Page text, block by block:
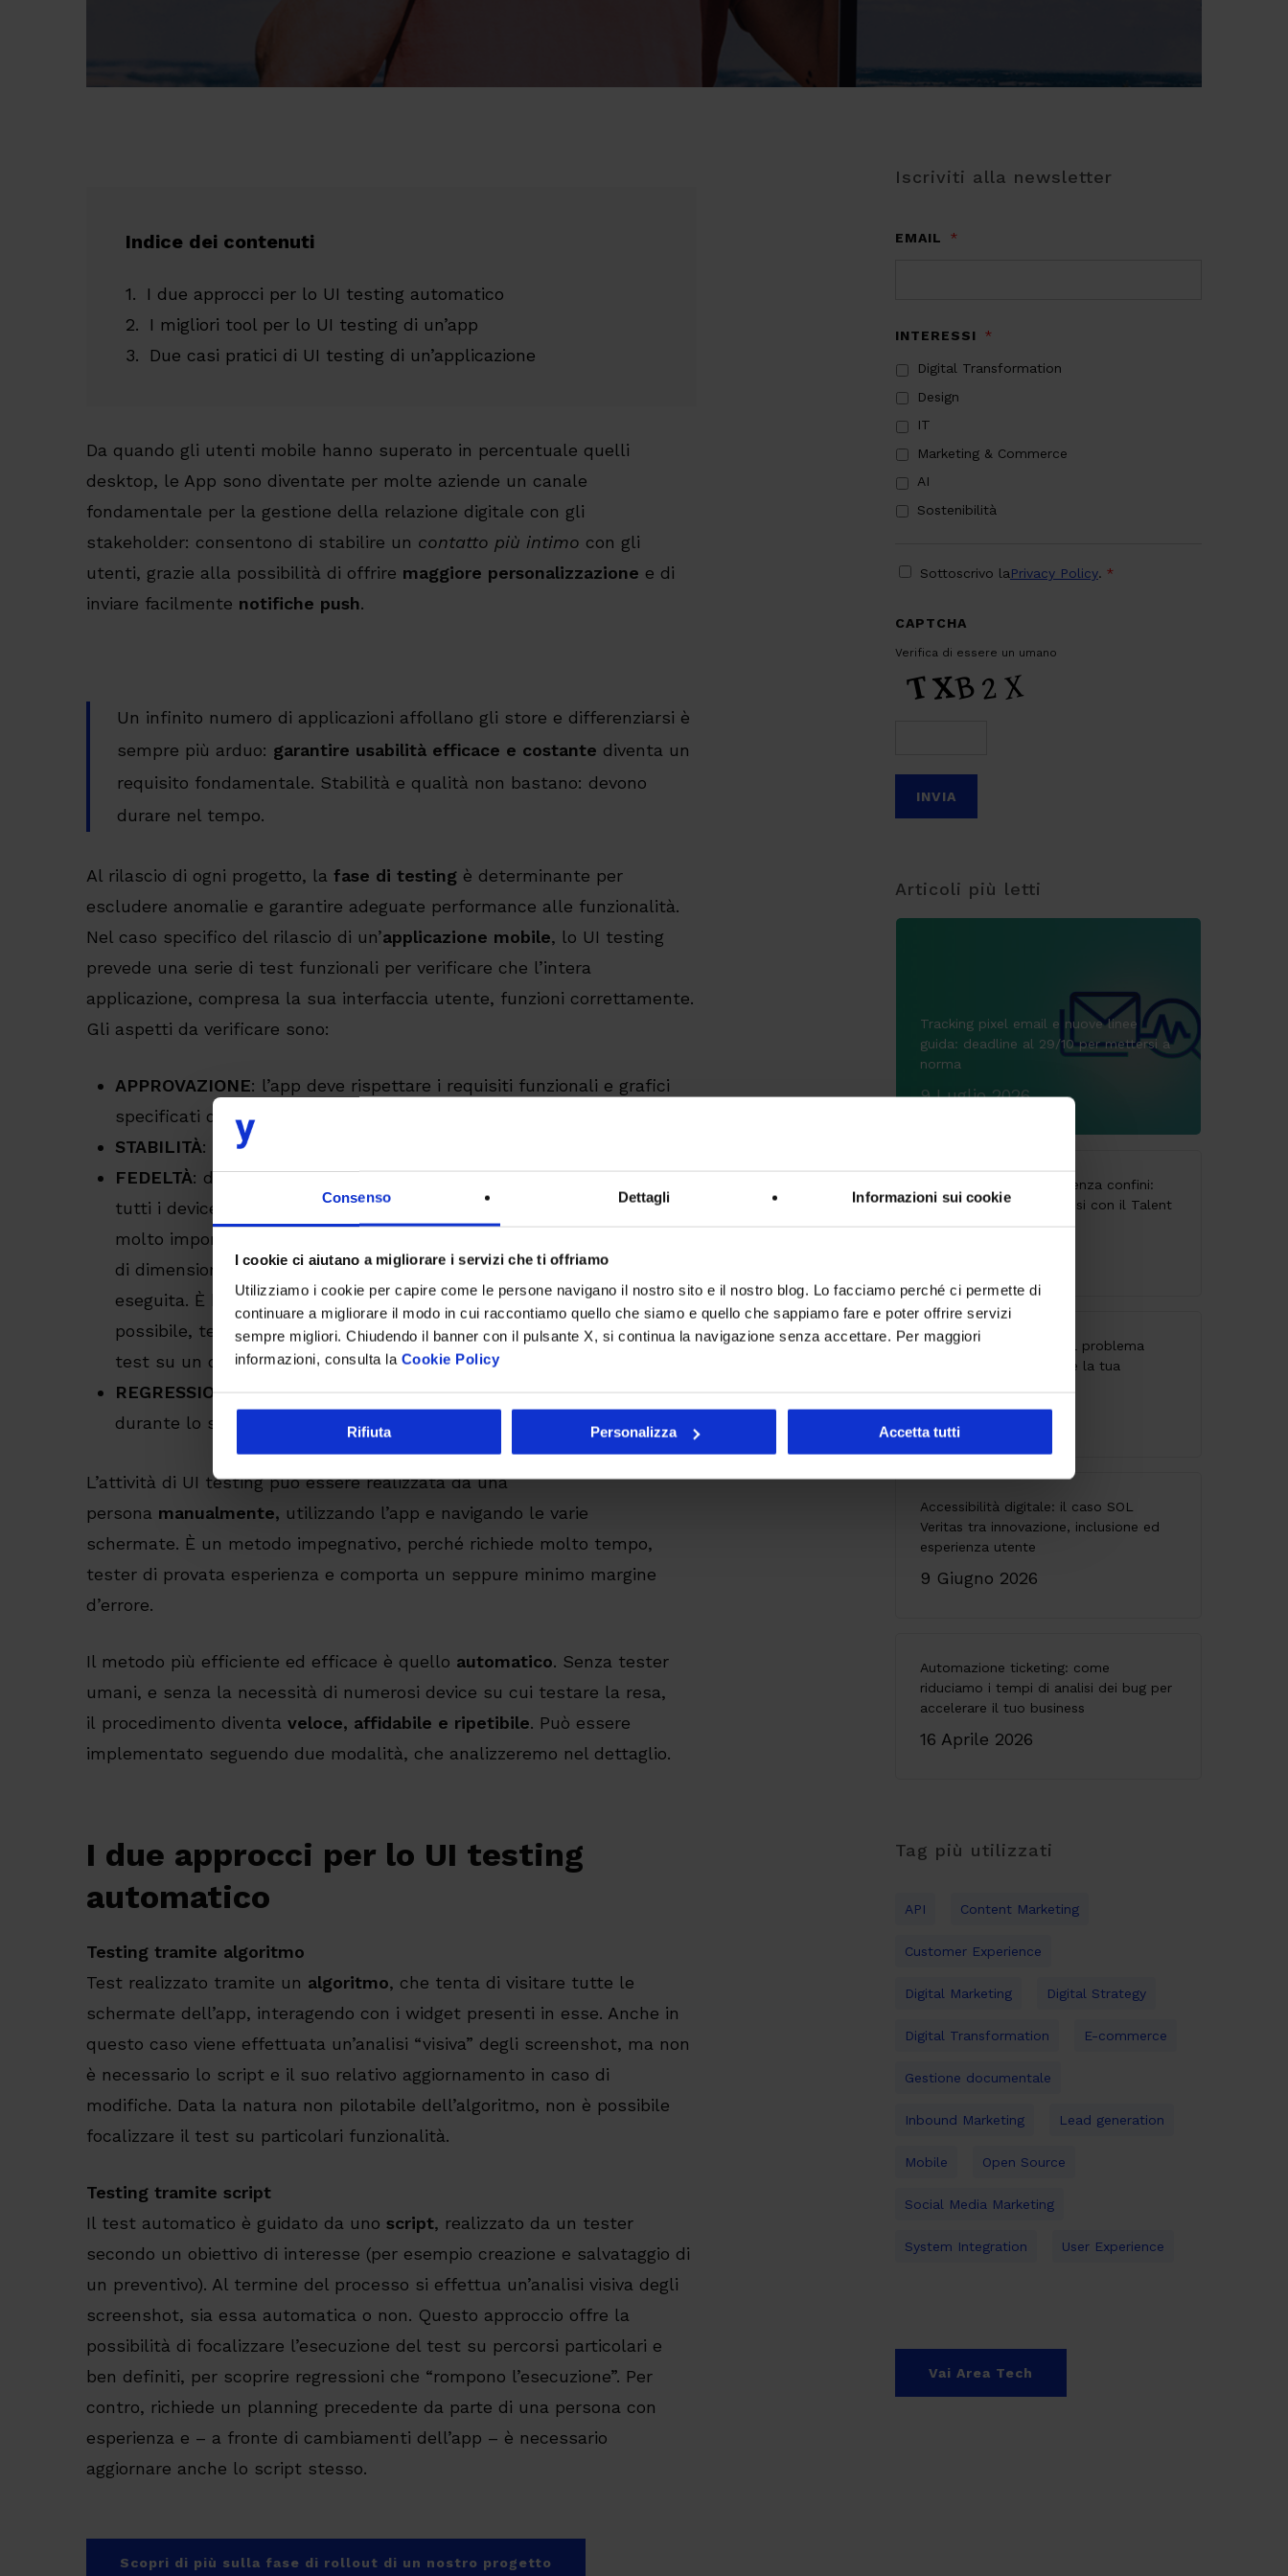
Consenso Dettagli Informazioni sui cookie
I cookie ci aiutano a migliorare i servizi che ti offriamo
Utilizziamo i cookie per capire come le persone navigano il nostro sito e il nostro blog. Lo facciamo perché ci permette di
continuare a migliorare il modo in cui raccontiamo quello che siamo e quello che sappiamo fare e poter offrire servizi
sempre migliori. Chiudendo il banner con il pulsante X, si continua la navigazione senza accettare. Per maggiori
informazioni, consulta la Cookie Policy
Rifiuta Personalizza Accetta tutti
Indice dei contenuti
I due approcci per lo UI testing automatico
I migliori tool per lo UI testing di un’app
Due casi pratici di UI testing di un’applicazione
Da quando gli utenti mobile hanno superato in percentuale quelli
desktop, le App sono diventate per molte aziende un canale
fondamentale per la gestione della relazione digitale con gli
stakeholder: consentono di stabilire un contatto più intimo con gli
utenti, grazie alla possibilità di offrire maggiore personalizzazione e di
inviare facilmente notifiche push.
Un infinito numero di applicazioni affollano gli store e differenziarsi è
sempre più arduo: garantire usabilità efficace e costante diventa un
requisito fondamentale. Stabilità e qualità non bastano: devono
durare nel tempo.
Al rilascio di ogni progetto, la fase di testing è determinante per
escludere anomalie e garantire adeguate performance alle funzionalità.
Nel caso specifico del rilascio di un’applicazione mobile, lo UI testing
prevede una serie di test funzionali per verificare che l’intera
applicazione, compresa la sua interfaccia utente, funzioni correttamente.
Gli aspetti da verificare sono:
APPROVAZIONE: l’app deve rispettare i requisiti funzionali e grafici
specificati dal cliente.
STABILITÀ: non deve terminare in maniera improvvisa ed inaspettata.
FEDELTÀ: deve avere resa grafica coerente – entro certi limiti – su
tutti i device. Nell’ambito Android, la verifica dell’aspetto “fedeltà” è
molto importante, dato l’elevato numero di device differenti in termini
di dimensioni, versione di software e produttori su cui un’app viene
eseguita. È buona pratica quindi eseguire UI test su quanti più device
possibile, tenendo conto che l’emulazione è meno affidabile di un
test su un dispositivo fisico.
REGRESSIONE: tutti i punti precedenti devono rimanere rispettati
durante lo sviluppo.
L’attività di UI testing può essere realizzata da una
persona manualmente, utilizzando l’app e navigando le varie
schermate. È un metodo impegnativo, perché richiede molto tempo,
tester di provata esperienza e comporta un seppure minimo margine
d’errore.
Il metodo più efficiente ed efficace è quello automatico. Senza tester
umani, e senza la necessità di numerosi device su cui testare la resa,
il procedimento diventa veloce, affidabile e ripetibile. Può essere
implementato seguendo due modalità, che analizzeremo nel dettaglio.
I due approcci per lo UI testing
automatico
Testing tramite algoritmo
Test realizzato tramite un algoritmo, che tenta di visitare tutte le
schermate dell’app, interagendo con i widget presenti in esse. Anche in
questo caso viene effettuata un’analisi “visiva” degli screenshot, ma non
è necessario lo script e il suo relativo aggiornamento in caso di
modifiche. Data la natura non pilotabile dell’algoritmo, non è possibile
focalizzare il test su particolari funzionalità.
Testing tramite script
Il test automatico è guidato da uno script, realizzato da un tester
secondo un obiettivo di interesse (per esempio creazione e salvataggio di
un preventivo). Al termine del processo si effettua un’analisi visiva degli
screenshot, sia essa automatica o non. Questo approccio offre la
possibilità di focalizzare l’esecuzione del test su percorsi particolari e
ben definiti, per scoprire regressioni che “rompono l’esecuzione”. Per
contro, richiede un planning precedente da parte di una persona con
esperienza e – a fronte di cambiamenti dell’app – è necessario
aggiornare anche lo script stesso.
Scopri di più sulla fase di rollout di un nostro progetto
Iscriviti alla newsletter
EMAIL *
INTERESSI *
Digital Transformation
Design
IT
Marketing & Commerce
AI
Sostenibilità
PRIVACY
Sottoscrivo laPrivacy Policy. *
CAPTCHA
Verifica di essere un umano
Articoli più letti
Tracking pixel email e nuove linee
guida: deadline al 29/10 per mettersi a
norma
9 Luglio 2026
CodyLab, formazione senza confini:
Italia e Camerun connessi con il Talent
Accelerator Program
API senza governance: il problema
invisibile che indebolisce la tua
Accessibilità digitale: il caso SOL
Veritas tra innovazione, inclusione ed
esperienza utente
9 Giugno 2026
Automazione ticketing: come
riduciamo i tempi di analisi dei bug per
accelerare il tuo business
16 Aprile 2026
Tag più utilizzati
API Content Marketing
Customer Experience
Digital Marketing Digital Strategy
Digital Transformation E-commerce
Gestione documentale
Inbound Marketing Lead generation
Mobile Open Source
Social Media Marketing
System Integration User Experience
Vai Area Tech